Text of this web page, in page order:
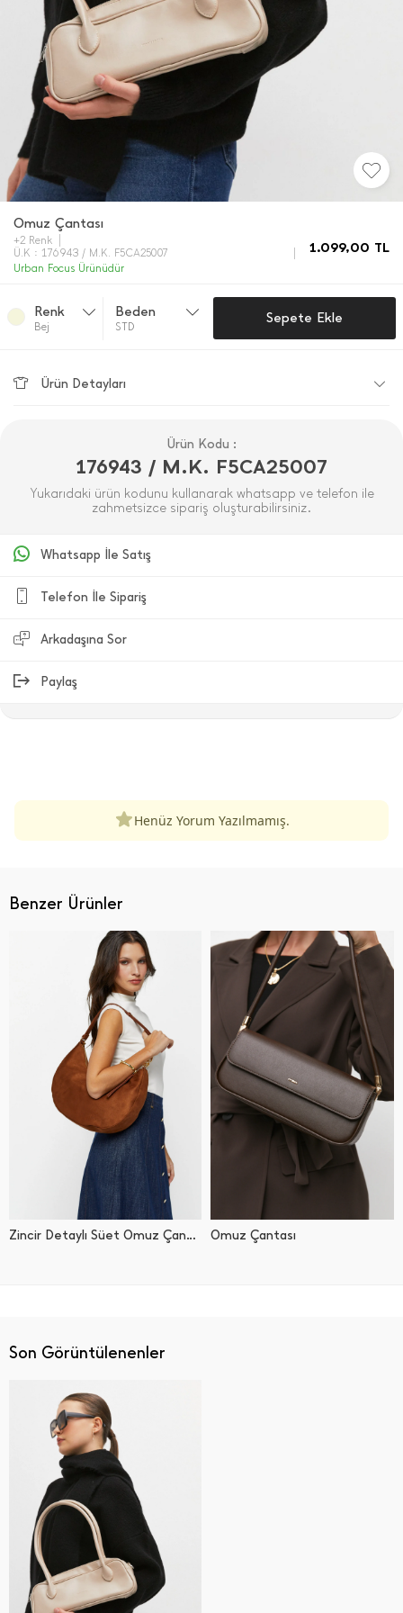
Omuz Çantası
+2 Renk
Ü.K : 176943 / M.K. F5CA25007
Urban Focus Ürünüdür
1.099,00 TL
Renk
Bej
Beden
STD
Sepete Ekle
Ürün Detayları
Ürün Kodu :
176943 / M.K. F5CA25007
Yukarıdaki ürün kodunu kullanarak whatsapp ve telefon ile
zahmetsizce sipariş oluşturabilirsiniz.
Whatsapp İle Satış
Telefon İle Sipariş
Arkadaşına Sor
Paylaş
Henüz Yorum Yazılmamış.
Benzer Ürünler
Zincir Detaylı Süet Omuz Çantası Omuz Çantası
Son Görüntülenenler